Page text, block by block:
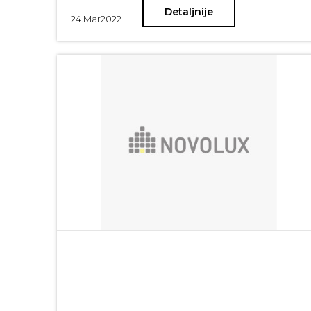
24. Mar2022
Detaljnije